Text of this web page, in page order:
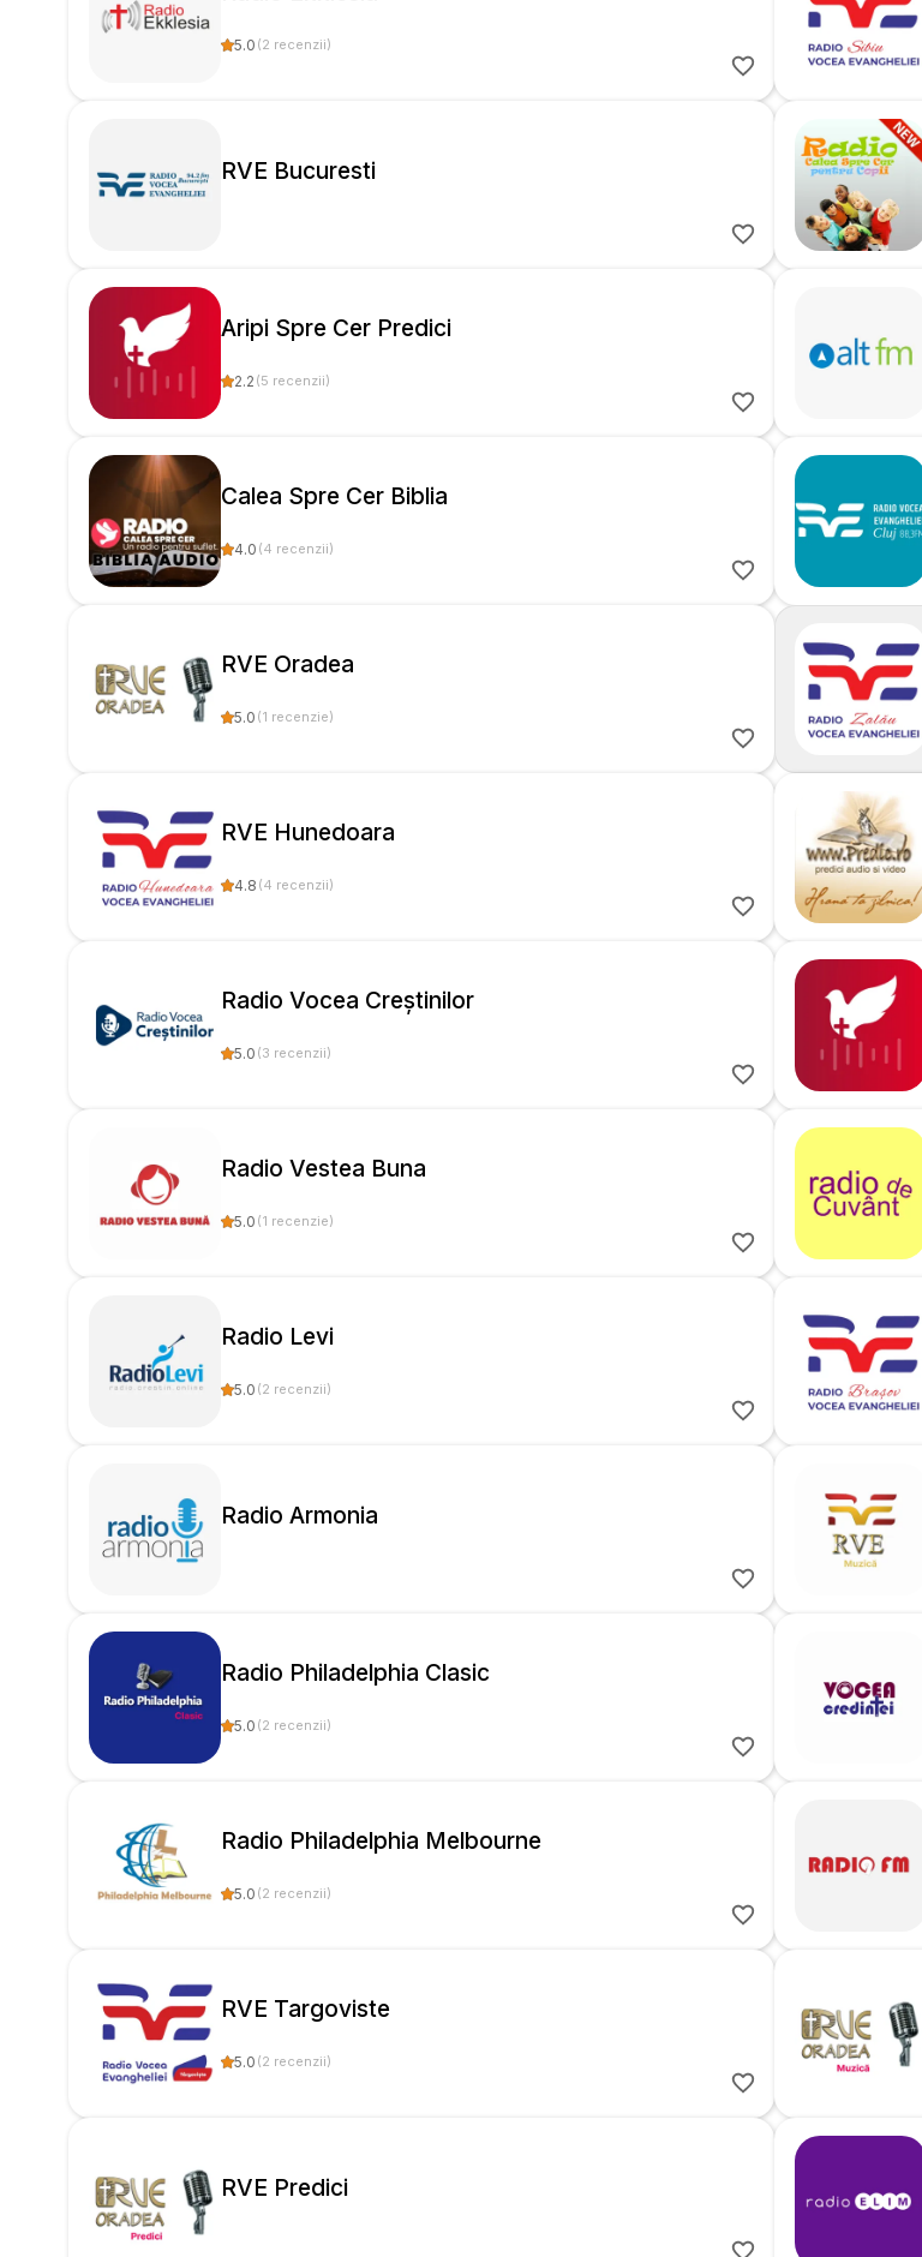
5.0 (2 recenzii)
RVE Bucuresti
Aripi Spre Cer Predici
2.2 (5 recenzii)
Calea Spre Cer Biblia
4.0 (4 recenzii)
RVE Oradea
5.0 (1 recenzie)
RVE Hunedoara
4.8 (4 recenzii)
Radio Vocea Creștinilor
5.0 (3 recenzii)
Radio Vestea Buna
5.0 (1 recenzie)
Radio Levi
5.0 (2 recenzii)
Radio Armonia
Radio Philadelphia Clasic
5.0 (2 recenzii)
Radio Philadelphia Melbourne
5.0 (2 recenzii)
RVE Targoviste
5.0 (2 recenzii)
RVE Predici